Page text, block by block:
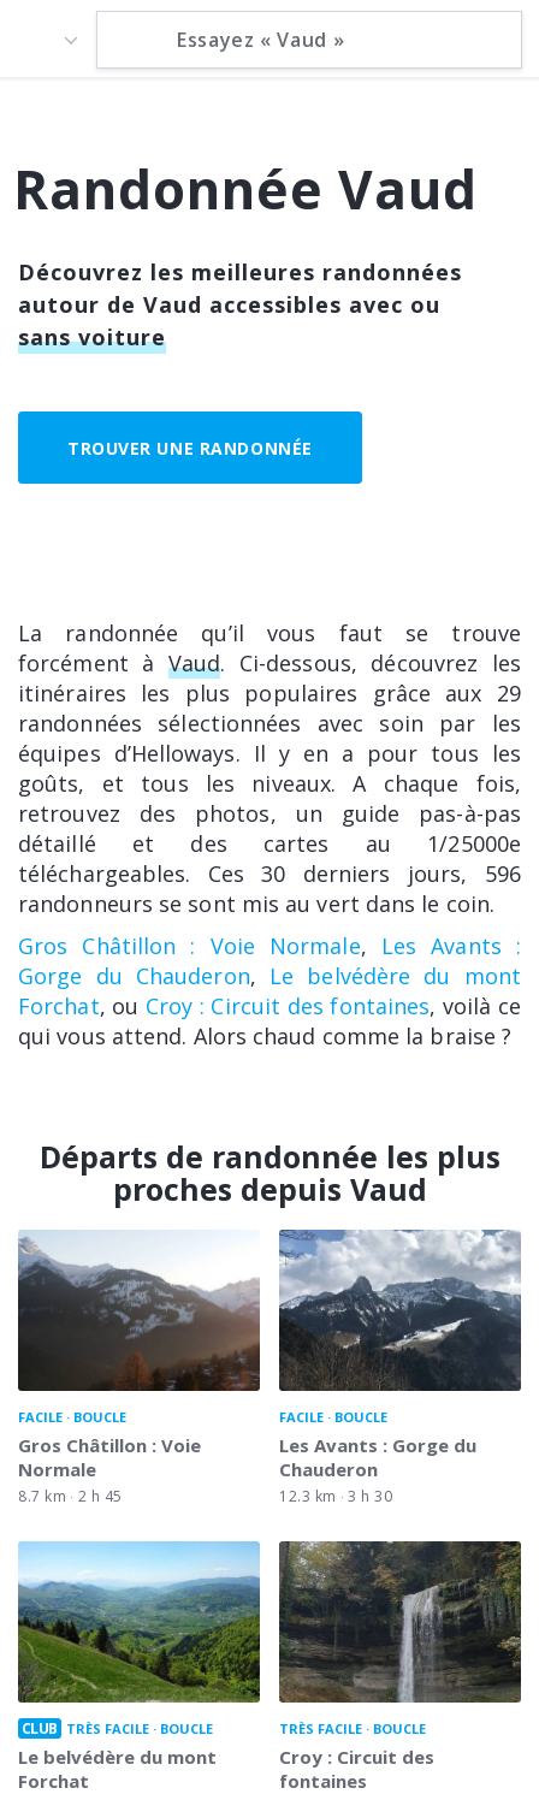
Randonnée Vaud
Découvrez les meilleures randonnées
autour de Vaud accessibles avec ou
sans voiture
TROUVER UNE RANDONNÉE
La randonnée qu’il vous faut se trouve
forcément à Vaud. Ci-dessous, découvrez les
itinéraires les plus populaires grâce aux 29
randonnées sélectionnées avec soin par les
équipes d’Helloways. Il y en a pour tous les
goûts, et tous les niveaux. A chaque fois,
retrouvez des photos, un guide pas-à-pas
détaillé et des cartes au 1/25000e
téléchargeables. Ces 30 derniers jours, 596
randonneurs se sont mis au vert dans le coin.
Gros Châtillon : Voie Normale, Les Avants :
Gorge du Chauderon, Le belvédère du mont
Forchat, ou Croy : Circuit des fontaines, voilà ce
qui vous attend. Alors chaud comme la braise ?
Départs de randonnée les plus
proches depuis Vaud
FACILE BOUCLE
Gros Châtillon : Voie
Normale
8.7 km 2 h 45
FACILE BOUCLE
Les Avants : Gorge du
Chauderon
12.3 km 3 h 30
CLUB TRÈS FACILE BOUCLE
Le belvédère du mont
Forchat
TRÈS FACILE BOUCLE
Croy : Circuit des
fontaines